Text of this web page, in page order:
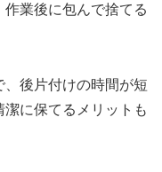
業後に包んで捨てる
、後片付けの時間が短
に保てるメリットも